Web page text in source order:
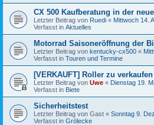
CX 500 Kaufberatung in der
Letzter Beitrag von Ruedi « Mittwoch 14.
Verfasst in Aktuelles
Motorrad Saisoneröffnung der
Letzter Beitrag von kentucky-cx500 «
Verfasst in Touren und Termine
[VERKAUFT] Roller zu verkaufen
Letzter Beitrag von Uwe « Dienstag 19.
Verfasst in Biete
Sicherheitstest
Letzter Beitrag von Gast « Sonntag 9.
Verfasst in Grölecke